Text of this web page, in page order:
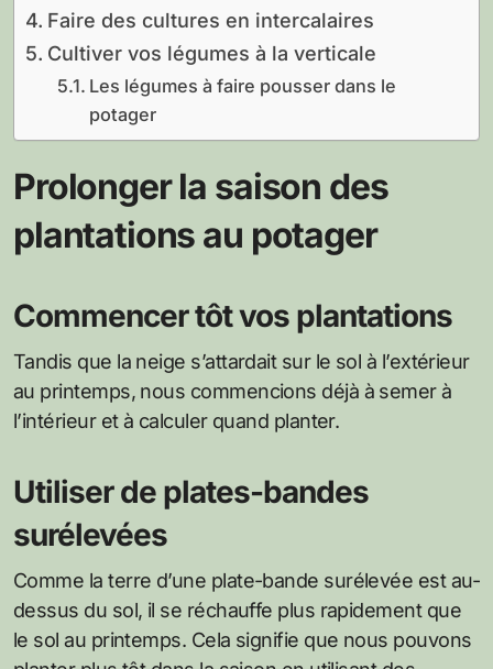
Faire des cultures en intercalaires
Cultiver vos légumes à la verticale
Les légumes à faire pousser dans le
potager
Prolonger la saison des
plantations au potager
Commencer tôt vos plantations
Tandis que la neige s’attardait sur le sol à l’extérieur
au printemps, nous commencions déjà à semer à
l’intérieur et à calculer quand planter.
Utiliser de plates-bandes
surélevées
Comme la terre d’une plate-bande surélevée est au-
dessus du sol, il se réchauffe plus rapidement que
le sol au printemps. Cela signifie que nous pouvons